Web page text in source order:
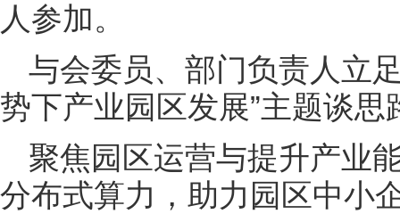
人参加。
与会委员、部门负责人立
势下产业园区发展”主题谈
聚焦园区运营与提升产业
分布式算力，助力园区中小